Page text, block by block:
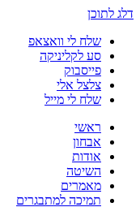
דלג לתוכן
שלח לי וואצאפ
סע לקליניקה
פייסבוק
צלצל אלי
שלח לי מייל
ראשי
אבחון
אודות
השיטה
מאמרים
תמיכה למתבגרים